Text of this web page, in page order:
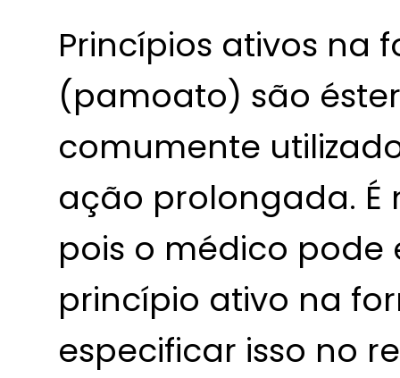
Princípios ativos na
(pamoato) são
comumente
ação prolongada. É
pois o médico pode
princípio ativo na
especificar isso no